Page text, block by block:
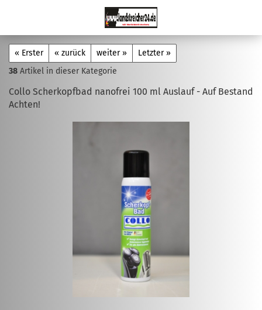
« Erster « zurück weiter »
Letzter »
38 Artikel in dieser Kategorie
Collo Scherkopfbad nanofrei 100 ml Auslauf - Auf Bestand
Achten!